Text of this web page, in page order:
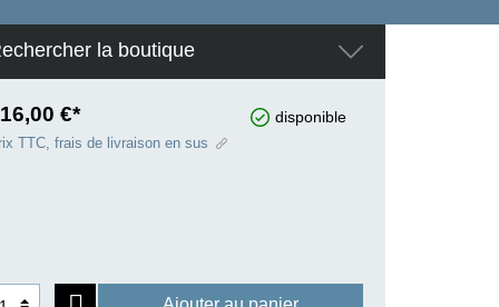
la boutique
€* disponible
TTC, frais de livraison en sus